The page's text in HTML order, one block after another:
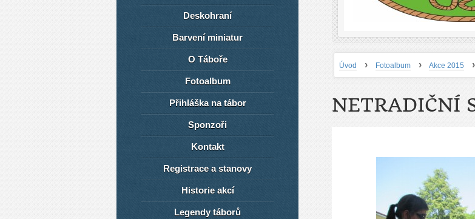
Úvod › Fotoalbum › Akce 2015 ›
NETRADIČNÍ
Deskohraní
Barvení miniatur
O Táboře
Fotoalbum
Přihláška na tábor
Sponzoři
Kontakt
Registrace a stanovy
Historie akcí
Legendy táborů